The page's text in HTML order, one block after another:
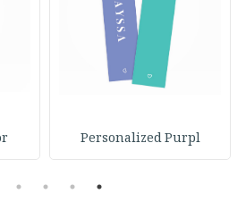
Personalized Purpl
1
2
3
4